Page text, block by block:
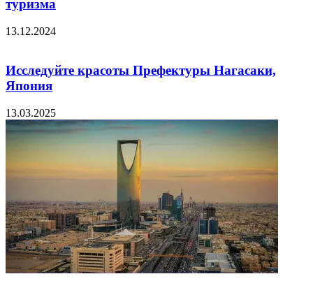
туризма
13.12.2024
Исследуйте красоты Префектуры Нагасаки,
Япония
13.03.2025